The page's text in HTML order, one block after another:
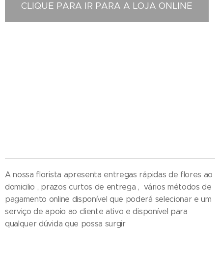
CLIQUE PARA IR PARA A LOJA ONLINE
A nossa florista apresenta entregas rápidas de flores ao
domicilio , prazos curtos de entrega , vários métodos de
pagamento online disponível que poderá selecionar e um
serviço de apoio ao cliente ativo e disponível para
qualquer dúvida que possa surgir